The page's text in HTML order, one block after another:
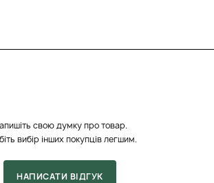
свою думку про товар.
вибір інших покупців легшим.
НАПИСАТИ ВІДГУК